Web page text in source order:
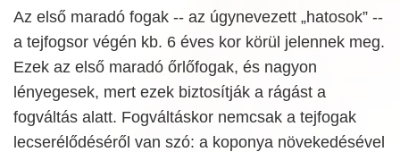
Az első maradó fogak -- az úgynevezett „hatosok” --
a tejfogsor végén kb. 6 éves kor körül jelennek meg.
Ezek az első maradó őrlőfogak, és nagyon
lényegesek, mert ezek biztosítják a rágást a
fogváltás alatt. Fogváltáskor nemcsak a tejfogak
lecserélődéséről van szó: a koponya növekedésével